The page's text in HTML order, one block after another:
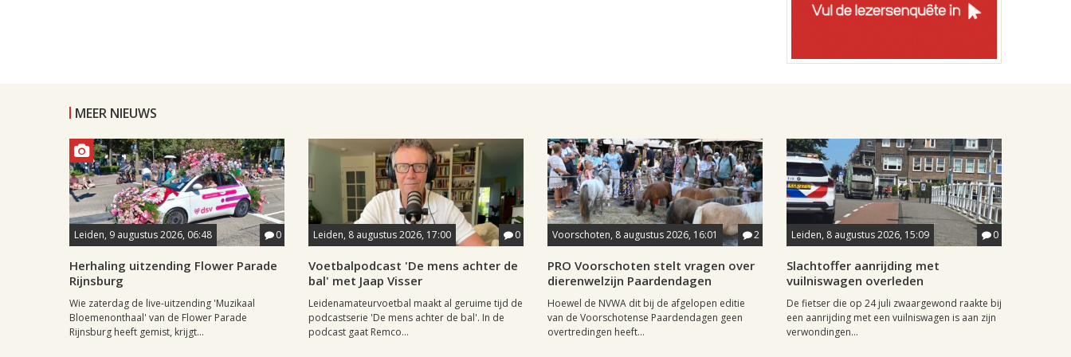
MEER NIEUWS
Leiden, 9 augustus 2026, 06:48 0
Herhaling uitzending Flower Parade
Rijnsburg
Wie zaterdag de live-uitzending 'Muzikaal
Bloemenonthaal' van de Flower Parade
Rijnsburg heeft gemist, krijgt...
Leiden, 8 augustus 2026, 17:00 0
Voetbalpodcast 'De mens achter de
bal' met Jaap Visser
Leidenamateurvoetbal maakt al geruime tijd de
podcastserie 'De mens achter de bal'. In de
podcast gaat Remco...
Voorschoten, 8 augustus 2026, 16:01 2
PRO Voorschoten stelt vragen over
dierenwelzijn Paardendagen
Hoewel de NVWA dit bij de afgelopen editie
van de Voorschotense Paardendagen geen
overtredingen heeft...
Leiden, 8 augustus 2026, 15:09 0
Slachtoffer aanrijding met
vuilniswagen overleden
De fietser die op 24 juli zwaargewond raakte bij
een aanrijding met een vuilniswagen is aan zijn
verwondingen...